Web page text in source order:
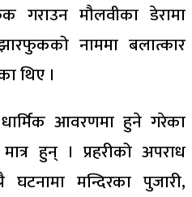
गराउन मौलवीका डेरामा
नाममा बलात्कार
थिए ।
आवरणमा हुने गरेका
हुन् । प्रहरीको अपराध
मन्दिरका पुजारी,